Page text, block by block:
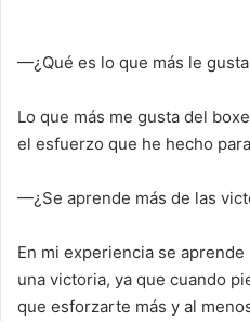
—¿Qué es lo que más le
Lo que más me gusta del
el esfuerzo que he hecho
—¿Se aprende más de las
En mi experiencia se
una victoria, ya que cuando
que esforzarte más y al